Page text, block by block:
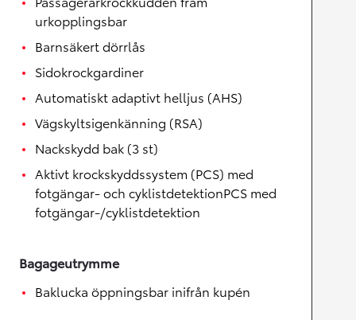
urkopplingsbar
Barnsäkert dörrlås
Sidokrockgardiner
Automatiskt adaptivt helljus (AHS)
Vägskyltsigenkänning (RSA)
Nackskydd bak (3 st)
Aktivt krockskyddssystem (PCS) med
fotgängar- och cyklistdetektionPCS med
fotgängar-/cyklistdetektion
Bagageutrymme
Baklucka öppningsbar inifrån kupén